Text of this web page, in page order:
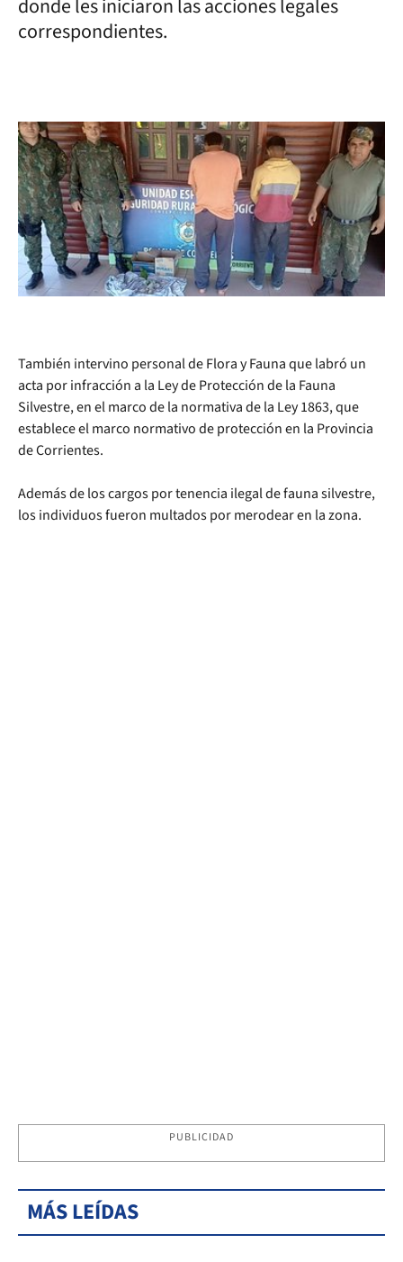
donde les iniciaron las acciones legales
correspondientes.
También intervino personal de Flora y Fauna que labró un
acta por infracción a la Ley de Protección de la Fauna
Silvestre, en el marco de la normativa de la Ley 1863, que
establece el marco normativo de protección en la Provincia
de Corrientes.
Además de los cargos por tenencia ilegal de fauna silvestre,
los individuos fueron multados por merodear en la zona.
PUBLICIDAD
MÁS LEÍDAS